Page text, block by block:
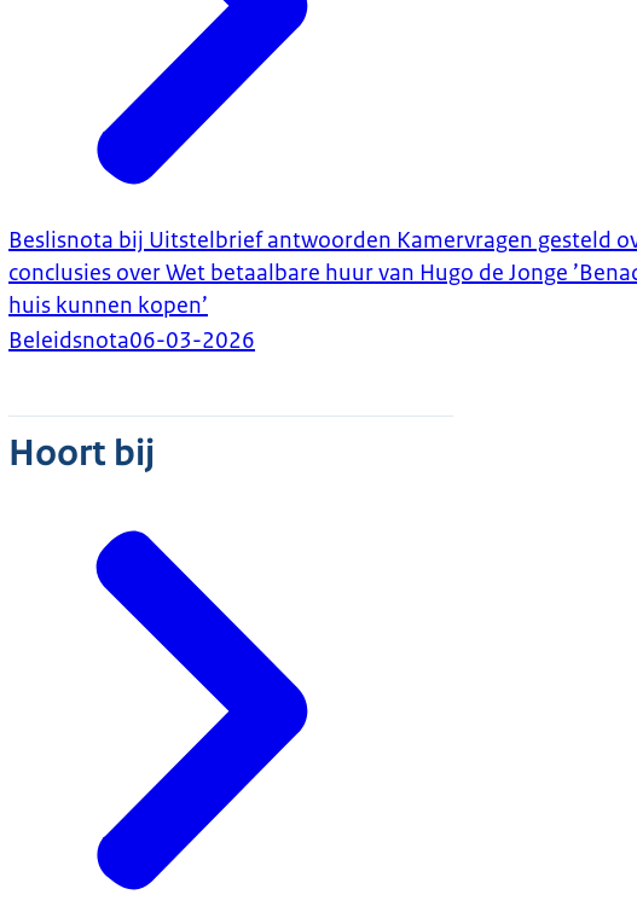
Beslisnota bij Uitstelbrief antwoorden Kamervragen gesteld
conclusies over Wet betaalbare huur van Hugo de Jonge
huis kunnen kopen’
Beleidsnota06-03-2026
Hoort bij